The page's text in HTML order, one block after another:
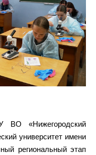
«Нижегородский
университет имени
региональный этап